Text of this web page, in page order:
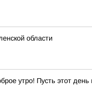
области
утро! Пусть этот день